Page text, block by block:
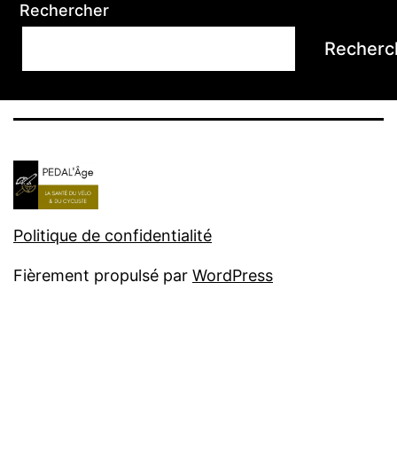
Rechercher
Politique de confidentialité
Fièrement propulsé par WordPress